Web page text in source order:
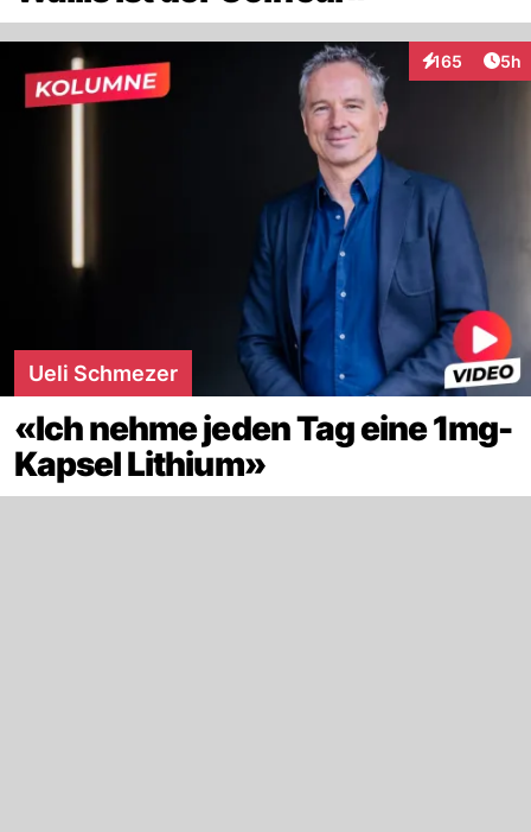
165
Interaktionen
5h
Ueli Schmezer
«Ich nehme jeden Tag eine 1mg-
Kapsel Lithium»